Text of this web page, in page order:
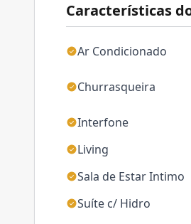
Características
Ar Condicionado
Churrasqueira
Interfone
Living
Sala de Estar Intimo
Suíte c/ Hidro